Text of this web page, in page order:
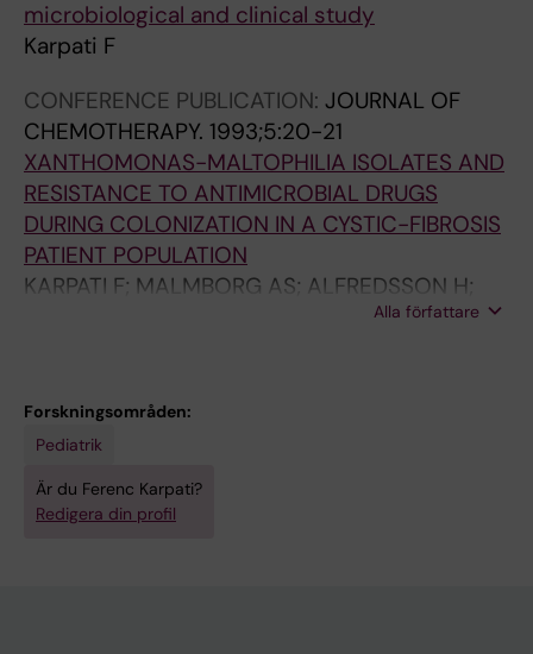
)
:
8
9
-
4
0
0
A
t
N
A
O
F
I
N
F
E
C
U
D
S
O
U
R
N
A
L
O
D
C
U
L
R
P
R
O
B
E
S
9
6
.
1
9
4
;
2
2
(
4
5
8
I
L
P
.
1
9
8
6
;
(
microbiological and clinical study
Karpati F
CONFERENCE PUBLICATION: JOURNAL OF
CHEMOTHERAPY. 1993;5:20-21
XANTHOMONAS-MALTOPHILIA ISOLATES AND
RESISTANCE TO ANTIMICROBIAL DRUGS
DURING COLONIZATION IN A CYSTIC-FIBROSIS
PATIENT POPULATION
KARPATI F; MALMBORG AS; ALFREDSSON H;
Alla författare
Forskningsområden:
Pediatrik
Är du Ferenc Karpati?
Redigera din profil